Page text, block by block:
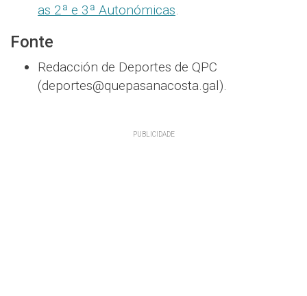
as 2ª e 3ª Autonómicas.
Fonte
Redacción de Deportes de QPC
(deportes@quepasanacosta.gal).